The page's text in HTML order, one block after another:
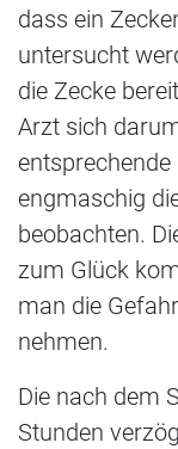
dass ein
untersucht
die Zecke
Arzt sich
entsprechende
engmaschig
beobachten.
zum Glück
man die
nehmen.
Die nach dem
Stunden